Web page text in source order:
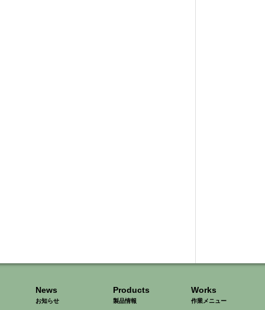
News
お知らせ
Products
製品情報
Works
作業メニュー